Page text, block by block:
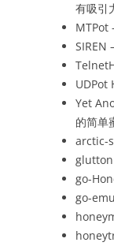
有吸引
MTPot
SIREN
UDPot
Yet
的简单
arctic-
glutton
go-
go-